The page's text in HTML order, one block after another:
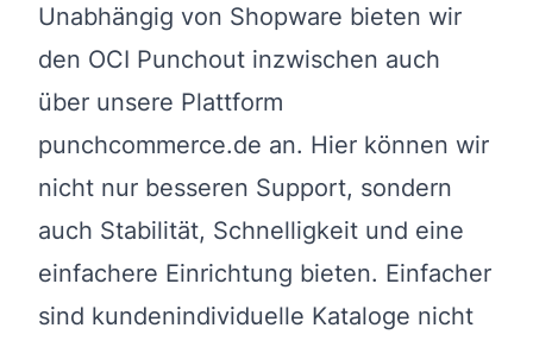
Unabhängig von Shopware bieten wir
den OCI Punchout inzwischen auch
über unsere Plattform
punchcommerce.de an. Hier können wir
nicht nur besseren Support, sondern
auch Stabilität, Schnelligkeit und eine
einfachere Einrichtung bieten. Einfacher
sind kundenindividuelle Kataloge nicht